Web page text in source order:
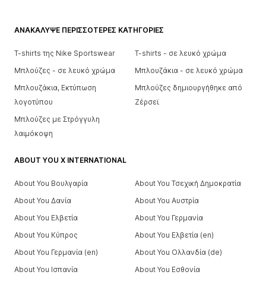
ΑΝΑΚΆΛΥΨΕ ΠΕΡΙΣΣΌΤΕΡΕΣ ΚΑΤΗΓΟΡΊΕΣ
T-shirts της Nike Sportswear
T-shirts - σε λευκό χρώμα
Μπλούζες - σε λευκό χρώμα
Μπλουζάκια - σε λευκό χρώμα
Μπλουζάκια, Εκτύπωση
λογοτύπου
Μπλούζες δημιουργήθηκε από
Ζέρσεϊ
Μπλούζες με Στρόγγυλη
λαιμόκοψη
ABOUT YOU X INTERNATIONAL
About You Βουλγαρία
About You Τσεχική Δημοκρατία
About You Δανία
About You Αυστρία
About You Ελβετία
About You Γερμανία
About You Κύπρος
About You Ελβετία (en)
About You Γερμανία (en)
About You Ολλανδία (de)
About You Ισπανία
About You Εσθονία